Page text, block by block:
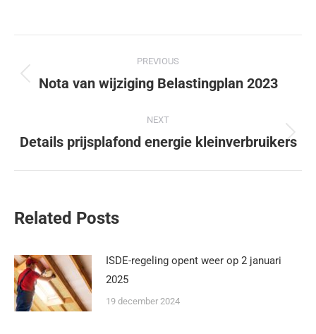
PREVIOUS
Nota van wijziging Belastingplan 2023
NEXT
Details prijsplafond energie kleinverbruikers
Related Posts
ISDE-regeling opent weer op 2 januari
2025
19 december 2024